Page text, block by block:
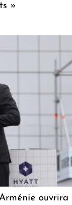
»
ouvrira